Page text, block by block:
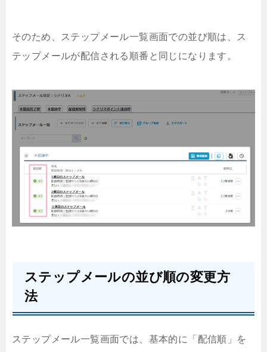
そのため、ステップメール一覧画面での並び順は、ス
テップメールが配信される順番と同じになります。
ステップメールの並び順の変更方
法
ステップメール一覧画面では、基本的に「配信順」を